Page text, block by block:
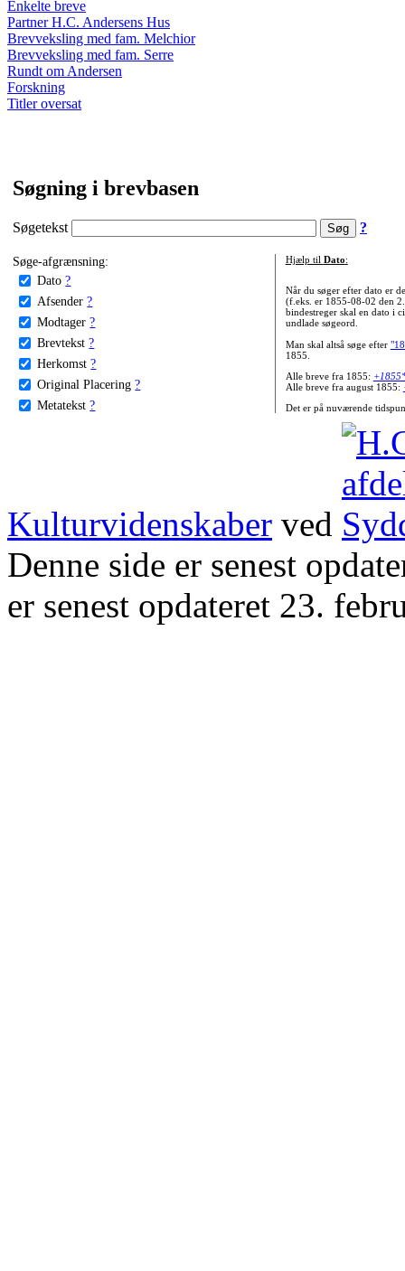
Enkelte breve
Partner H.C. Andersens Hus
Brevveksling med fam. Melchior
Brevveksling med fam. Serre
Rundt om Andersen
Forskning
Titler oversat
Søgning i brevbasen
Søgetekst ?
Søge-afgrænsning:
Dato ?
Afsender ?
Modtager ?
Brevtekst ?
Herkomst ?
Original Placering ?
Metatekst ?
Hjælp til Dato:
Når du søger efter dato er
(f.eks. er 1855-08-02 den
bindestreger skal en dato i
undlade søgeord.
Man skal altså søge efter
1855.
Alle breve fra 1855:
Alle breve fra august 1855:
Det er på nuværende
Kulturvidenskaber ved
Denne side er senest
er senest opdateret 23.